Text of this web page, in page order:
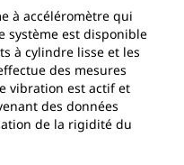
à accéléromètre qui
système est disponible
à cylindre lisse et les
des mesures
vibration est actif et
des données
de la rigidité du